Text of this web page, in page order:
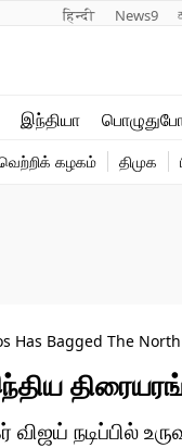
हिन्दी News9
இந்தியா
கழகம் திமுக
Has Bagged The
விஜய் நடிப்பில்